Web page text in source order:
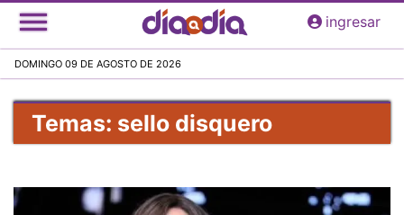
Pasar
al
principal
ingresar
DOMINGO 09 DE AGOSTO DE 2026
Temas: sello disquero